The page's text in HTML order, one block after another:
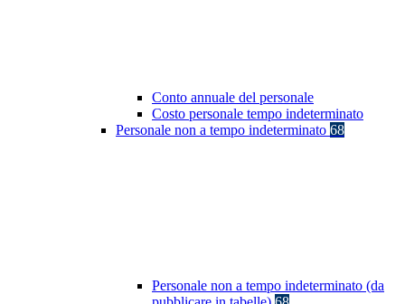
Conto annuale del personale
Costo personale tempo indeterminato
Personale non a tempo indeterminato 68
Personale non a tempo indeterminato (da